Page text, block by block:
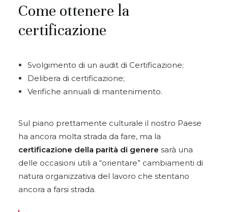
Come ottenere la
certificazione
Svolgimento di un audit di Certificazione;
Delibera di certificazione;
Verifiche annuali di mantenimento.
Sul piano prettamente culturale il nostro Paese
ha ancora molta strada da fare, ma la
certificazione della parità di genere sarà una
delle occasioni utili a “orientare” cambiamenti di
natura organizzativa del lavoro che stentano
ancora a farsi strada.